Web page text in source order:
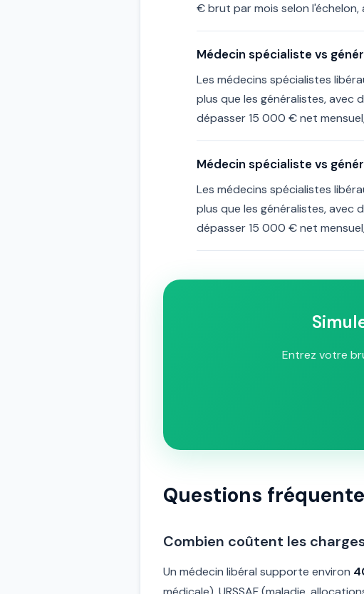
€ brut par mois selon
Médecin spécialiste vs
Les médecins spécialistes
plus que les généralistes,
dépasser 15 000 € net
Médecin spécialiste vs
Les médecins spécialistes
plus que les généralistes,
dépasser 15 000 € net
Entrez votre
Questions
Combien coûtent les
Un médecin libéral supporte environ